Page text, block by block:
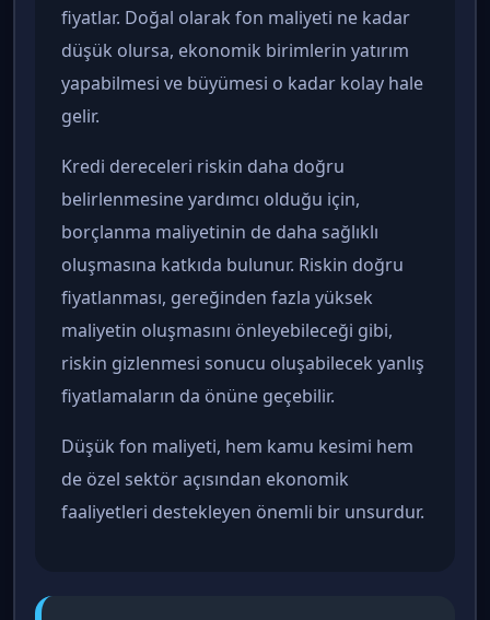
fiyatlar. Doğal olarak fon maliyeti ne kadar
düşük olursa, ekonomik birimlerin yatırım
yapabilmesi ve büyümesi o kadar kolay hale
gelir.
Kredi dereceleri riskin daha doğru
belirlenmesine yardımcı olduğu için,
borçlanma maliyetinin de daha sağlıklı
oluşmasına katkıda bulunur. Riskin doğru
fiyatlanması, gereğinden fazla yüksek
maliyetin oluşmasını önleyebileceği gibi,
riskin gizlenmesi sonucu oluşabilecek yanlış
fiyatlamaların da önüne geçebilir.
Düşük fon maliyeti, hem kamu kesimi hem
de özel sektör açısından ekonomik
faaliyetleri destekleyen önemli bir unsurdur.